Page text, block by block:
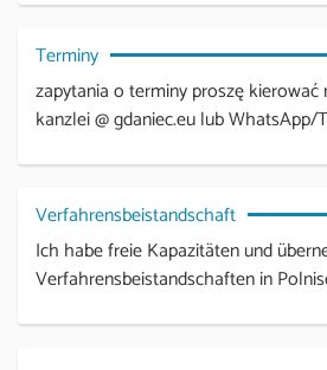
Terminy
zapytania o terminy proszę kierować
kanzlei @ gdaniec.eu lub WhatsApp/
Verfahrensbeistandschaft
Ich habe freie Kapazitäten und
Verfahrensbeistandschaften in